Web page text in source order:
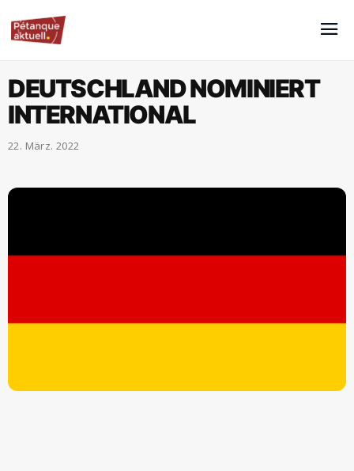
DEUTSCHLAND NOMINIERT
INTERNATIONAL
22. März. 2022